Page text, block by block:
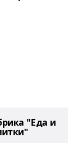
"Еда и